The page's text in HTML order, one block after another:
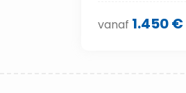
vanaf 1.450 €